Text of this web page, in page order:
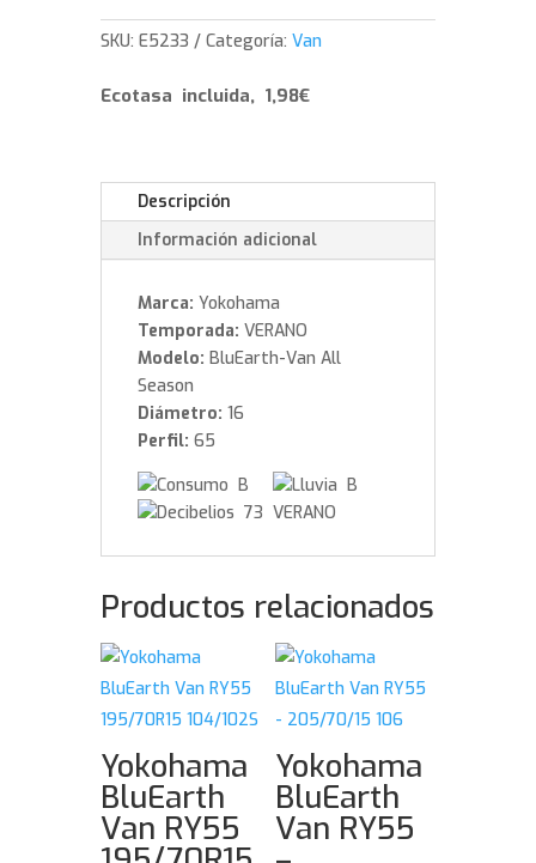
-
225/65/16
R
SKU:E5233 Categoría:Van
Ecotasa incluida, 1,98€
Descripción
Información adicional
Marca: Yokohama
Temporada: VERANO
Modelo: BluEarth-Van All
Season
Diámetro: 16
Perfil: 65
B
B
73 VERANO
Productos relacionados
Yokohama
BluEarth
Van RY55
Yokohama
BluEarth
Van RY55